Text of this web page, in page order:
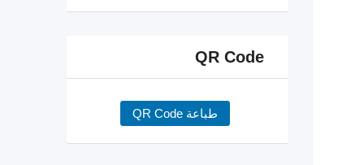
QR Code
طباعة QR Code